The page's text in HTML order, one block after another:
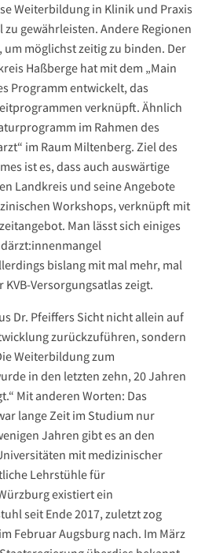
Weiterbildung in Klinik und Praxis
gewährleisten. Andere Regionen
möglichst zeitig zu binden. Der
Haßberge hat mit dem „Main
Programm entwickelt, das
verknüpft. Ähnlich
im Rahmen des
im Raum Miltenberg. Ziel des
ist es, dass auch auswärtige
Landkreis und seine Angebote
Workshops, verknüpft mit
Man lässt sich einiges
bislang mit mal mehr, mal
Versorgungsatlas zeigt.
Dr. Pfeiffers Sicht nicht allein auf
zurückzuführen, sondern
Weiterbildung zum
in den letzten zehn, 20 Jahren
Mit anderen Worten: Das
lange Zeit im Studium nur
Jahren gibt es an den
mit medizinischer
Lehrstühle für
existiert ein
seit Ende 2017, zuletzt zog
Februar Augsburg nach. Im März